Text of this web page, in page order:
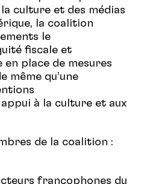
culture et des médias
la coalition
le
fiscale et
place de mesures
même qu’une
à la culture et aux
de la coalition :
francophones du